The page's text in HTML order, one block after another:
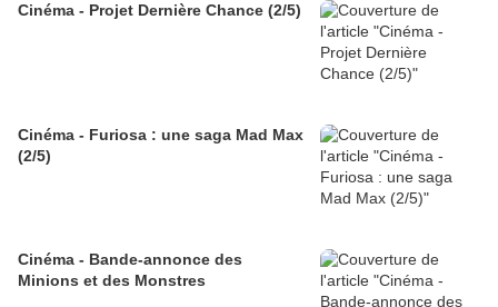
Cinéma - Projet Dernière Chance (2/5)
Cinéma - Furiosa : une saga Mad Max
(2/5)
Cinéma - Bande-annonce des
Minions et des Monstres